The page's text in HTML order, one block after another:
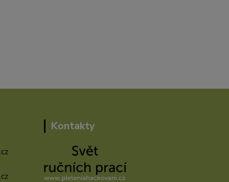
Kontakty